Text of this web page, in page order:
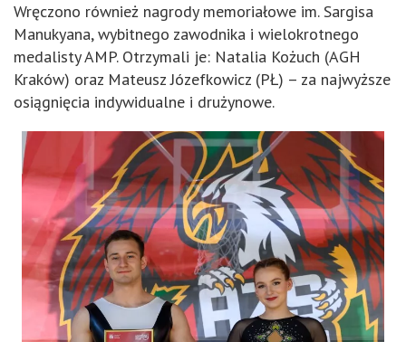
Wręczono również nagrody memoriałowe im. Sargisa
Manukyana, wybitnego zawodnika i wielokrotnego
medalisty AMP. Otrzymali je: Natalia Kożuch (AGH
Kraków) oraz Mateusz Józefkowicz (PŁ) – za najwyższe
osiągnięcia indywidualne i drużynowe.